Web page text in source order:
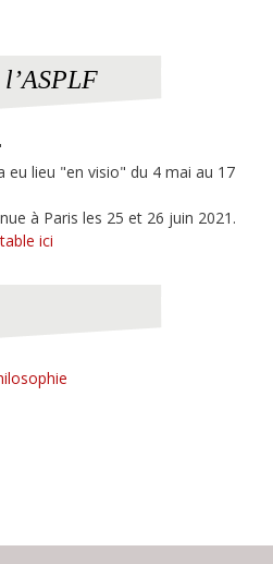
eu lieu "en visio" du 4 mai au 17
à Paris les 25 et 26 juin 2021.
ici